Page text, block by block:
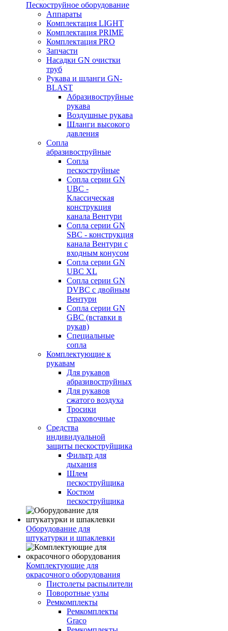
Пескоструйное оборудование
Аппараты
Комплектация LIGHT
Комплектация PRIME
Комплектация PRO
Запчасти
Насадки GN очистки
труб
Рукава и шланги GN-
BLAST
Абразивоструйные
рукава
Воздушные рукава
Шланги высокого
давления
Сопла
абразивоструйные
Сопла
пескоструйные
Сопла серии GN
UBC -
Классическая
конструкция
канала Вентури
Сопла серии GN
SBC - конструкция
канала Вентури c
входным конусом
Сопла серии GN
UBC XL
Сопла серии GN
DVBC с двойным
Вентури
Сопла серии GN
GBC (вставки в
рукав)
Специальные
сопла
Комплектующие к
рукавам
Для рукавов
абразивоструйных
Для рукавов
сжатого воздуха
Тросики
страховочные
Средства
индивидуальной
защиты пескоструйщика
Фильтр для
дыхания
Шлем
пескоструйщика
Костюм
пескоструйщика
Оборудование для
штукатурки и шпаклевки
Комплектующие для
окрасочного оборудования
Пистолеты распылители
Поворотные узлы
Ремкомплекты
Ремкомплекты
Graco